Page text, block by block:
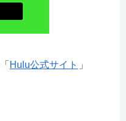
Hulu公式サイト 」